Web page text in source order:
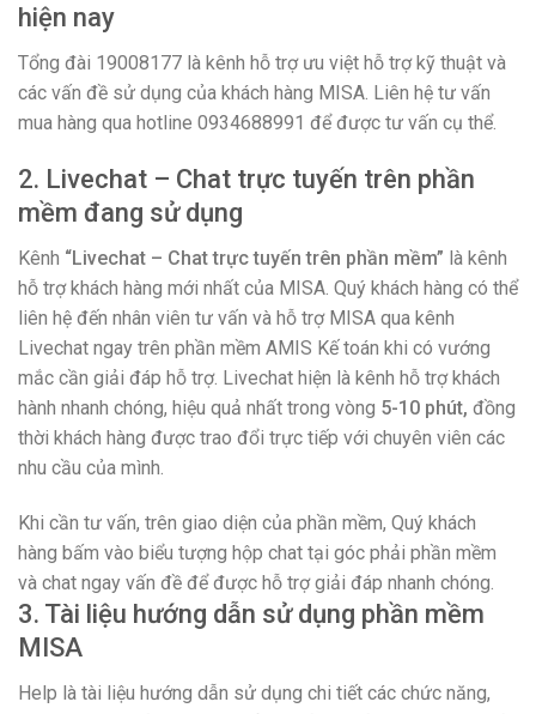
hiện nay
Tổng đài 19008177 là kênh hỗ trợ ưu việt hỗ trợ kỹ thuật và
các vấn đề sử dụng của khách hàng MISA. Liên hệ tư vấn
mua hàng qua hotline 0934688991 để được tư vấn cụ thể.
2. Livechat – Chat trực tuyến trên phần
mềm đang sử dụng
Kênh “Livechat – Chat trực tuyến trên phần mềm” là kênh
hỗ trợ khách hàng mới nhất của MISA. Quý khách hàng có thể
liên hệ đến nhân viên tư vấn và hỗ trợ MISA qua kênh
Livechat ngay trên phần mềm AMIS Kế toán khi có vướng
mắc cần giải đáp hỗ trợ. Livechat hiện là kênh hỗ trợ khách
hành nhanh chóng, hiệu quả nhất trong vòng 5-10 phút, đồng
thời khách hàng được trao đổi trực tiếp với chuyên viên các
nhu cầu của mình.
Khi cần tư vấn, trên giao diện của phần mềm, Quý khách
hàng bấm vào biểu tượng hộp chat tại góc phải phần mềm
và chat ngay vấn đề để được hỗ trợ giải đáp nhanh chóng.
3. Tài liệu hướng dẫn sử dụng phần mềm
MISA
Help là tài liệu hướng dẫn sử dụng chi tiết các chức năng,